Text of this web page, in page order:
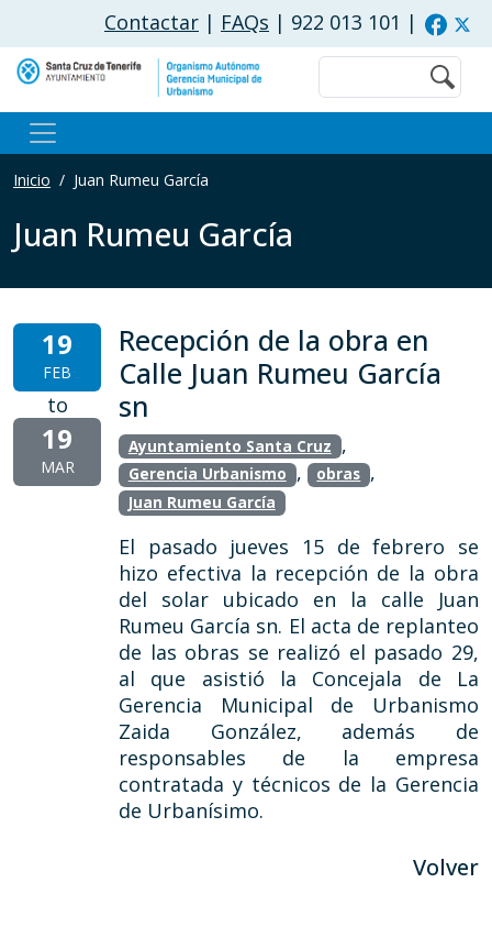
Pasar al contenido principal
Contactar | FAQs | 922 013 101 |
Buscar
Inicio Juan Rumeu García
Juan Rumeu García
19
FEB
to
19
MAR
Recepción de la obra en
Calle Juan Rumeu García
sn
Ayuntamiento Santa Cruz ,
Gerencia Urbanismo , obras ,
Juan Rumeu García
El pasado jueves 15 de febrero se
hizo efectiva la recepción de la obra
del solar ubicado en la calle Juan
Rumeu García sn. El acta de replanteo
de las obras se realizó el pasado 29,
al que asistió la Concejala de La
Gerencia Municipal de Urbanismo
Zaida González, además de
responsables de la empresa
contratada y técnicos de la Gerencia
de Urbanísimo.
Volver